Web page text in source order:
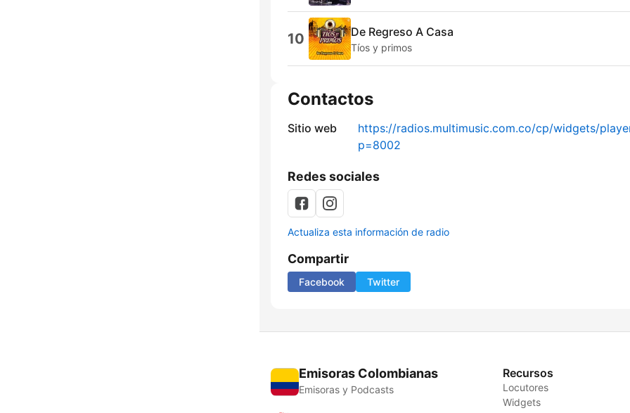
10 De Regreso A Casa
Tíos y primos
Contactos
Sitio web
https://radios.multimusic.com.co/cp/widgets/
p=8002
Redes sociales
Actualiza esta información de radio
Compartir
Facebook Twitter
Emisoras Colombianas
Emisoras y Podcasts
Recursos
Locutores
Widgets